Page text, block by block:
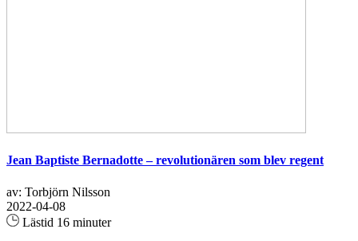
Jean Baptiste Bernadotte – revolutionären som blev regent
av: Torbjörn Nilsson
2022-04-08
Lästid 16 minuter